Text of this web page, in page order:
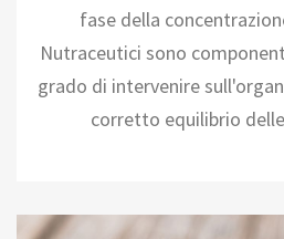
fase della
Nutraceutici sono
grado di intervenire
corretto equilibrio